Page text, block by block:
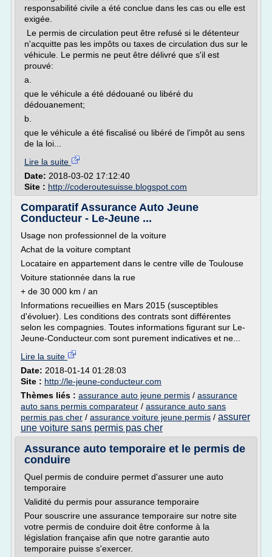
responsabilité civile a été conclue dans les cas ou elle est
exigée.
Le permis de circulation peut être refusé si le détenteur
n'acquitte pas les impôts ou taxes de circulation dus sur le
véhicule. Le permis ne peut être délivré que s'il est
prouvé:
a.
que le véhicule a été dédouané ou libéré du
dédouanement;
b.
que le véhicule a été fiscalisé ou libéré de l'impôt au sens
de la loi...
Lire la suite
Date: 2018-03-02 17:12:40
Site : http://coderoutesuisse.blogspot.com
Comparatif Assurance Auto Jeune
Conducteur - Le-Jeune ...
Usage non professionnel de la voiture
Achat de la voiture comptant
Locataire en appartement dans le centre ville de Toulouse
Voiture stationnée dans la rue
+ de 30 000 km / an
Informations recueillies en Mars 2015 (susceptibles
d'évoluer). Les conditions des contrats sont différentes
selon les compagnies. Toutes informations figurant sur Le-
Jeune-Conducteur.com sont purement indicatives et ne...
Lire la suite
Date: 2018-01-14 01:28:03
Site : http://le-jeune-conducteur.com
Thèmes liés : assurance auto jeune permis / assurance
auto sans permis comparateur / assurance auto sans
permis pas cher / assurance voiture jeune permis / assurer
une voiture sans permis pas cher
Assurance auto temporaire et le permis de
conduire
Quel permis de conduire permet d'assurer une auto
temporaire
Validité du permis pour assurance temporaire
Pour souscrire une assurance temporaire sur notre site
votre permis de conduire doit être conforme à la
législation française afin que notre garantie auto
temporaire puisse s'exercer.